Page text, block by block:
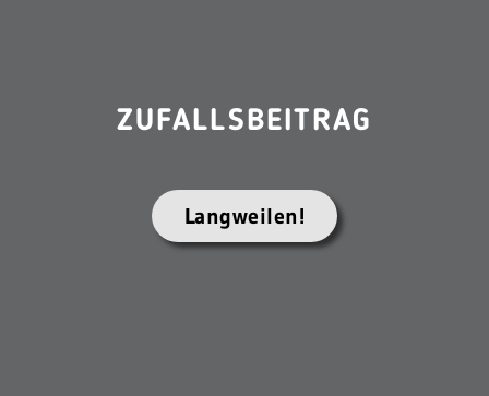
ZUFALLSBEITRAG
Langweilen!